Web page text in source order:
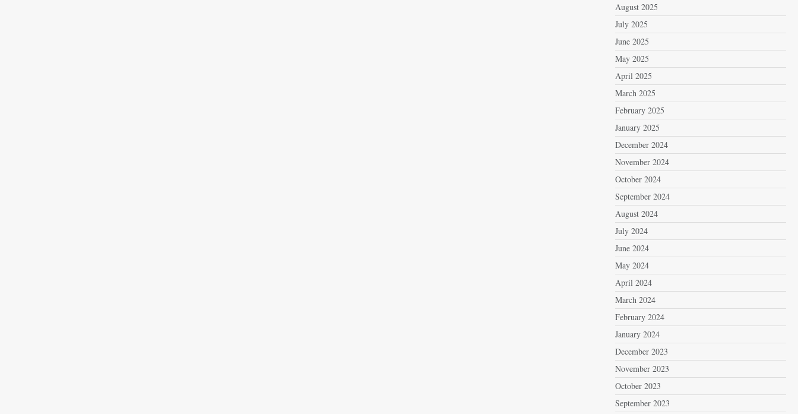
August 2025
July 2025
June 2025
May 2025
April 2025
March 2025
February 2025
January 2025
December 2024
November 2024
October 2024
September 2024
August 2024
July 2024
June 2024
May 2024
April 2024
March 2024
February 2024
January 2024
December 2023
November 2023
October 2023
September 2023